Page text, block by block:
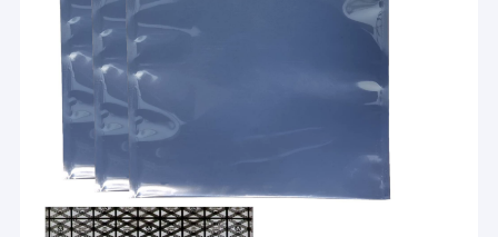
ESD 포장용 테이프
양각 세공 캐리어 테이프
안전한 엔트리 회전식 십자문
고청정실 부속물
커버 테이프